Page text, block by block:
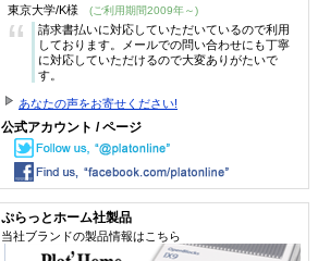
東京大学/K様 (ご利用期間2009年～)
“
請求書払いに対応していただいているので利用
しております。メールでの問い合わせにも丁寧
に対応していただけるので大変ありがたいで
す。
あなたの声をお寄せください!
公式アカウント / ページ
ぷらっとホーム社製品
当社ブランドの製品情報はこちら